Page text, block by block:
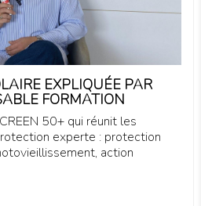
EXPLIQUÉE PAR
FORMATION
50+ qui réunit les
experte : protection
action